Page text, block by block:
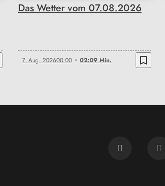
Das Wetter vom 07.08.2026
7. Aug. 202600:00 02:09 Min. bookmark_border